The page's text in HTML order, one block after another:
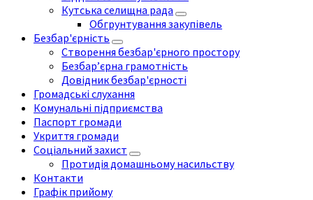
Кутська селищна рада
Обгрунтування закупівель
Безбар'єрність
Створення безбар'єрного простору
Безбар’єрна грамотність
Довідник безбар'єрності
Громадські слухання
Комунальні підприємства
Паспорт громади
Укриття громади
Соціальний захист
Протидія домашньому насильству
Контакти
Графік прийому